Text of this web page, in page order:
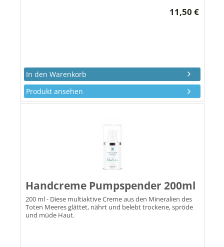
11,50 €
Produkt ansehen
Handcreme Pumpspender 200ml
200 ml - Diese multiaktive Creme aus den Mineralien des
Toten Meeres glättet, nährt und belebt trockene, spröde
und müde Haut.